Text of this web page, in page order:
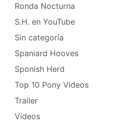
Ronda Nocturna
S.H. en YouTube
Sin categoría
Spaniard Hooves
Sponish Herd
Top 10 Pony Videos
Trailer
Vídeos